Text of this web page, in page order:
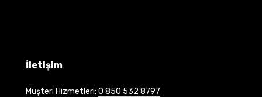
İletişim
Müşteri Hizmetleri: 0 850 532 8797